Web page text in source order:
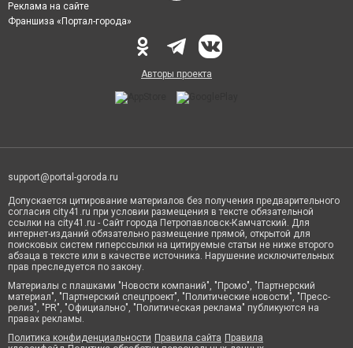
Реклама на сайте
Франшиза «Портал-города»
Авторы проекта
support@portal-goroda.ru
Допускается цитирование материалов без получения предварительного
согласия city41.ru при условии размещения в тексте обязательной
ссылки на city41.ru - Сайт города Петропавловск-Камчатский. Для
интернет-изданий обязательно размещение прямой, открытой для
поисковых систем гиперссылки на цитируемые статьи не ниже второго
абзаца в тексте или в качестве источника. Нарушение исключительных
прав преследуется по закону.
Материалы с плашками "Новости компаний", "Промо", "Партнерский
материал", "Партнерский спецпроект", "Политические новости", "Пресс-
релиз", "PR", "Официально", "Политическая реклама" публикуются на
правах рекламы.
Политика конфиденциальности Правила сайта Правила